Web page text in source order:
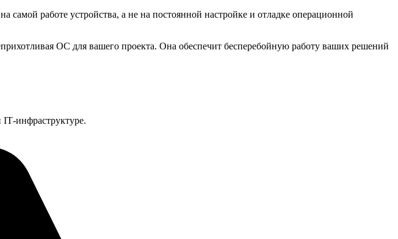
самой работе устройства, а не на постоянной настройке и отладке операционной
ОС для вашего проекта. Она обеспечит бесперебойную работу ваших решений